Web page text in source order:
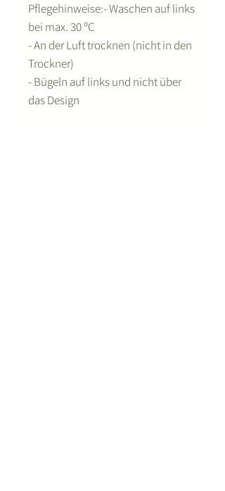
Pflegehinweise:- Waschen auf links
bei max. 30 ºC
- An der Luft trocknen (nicht in den
Trockner)
- Bügeln auf links und nicht über
das Design